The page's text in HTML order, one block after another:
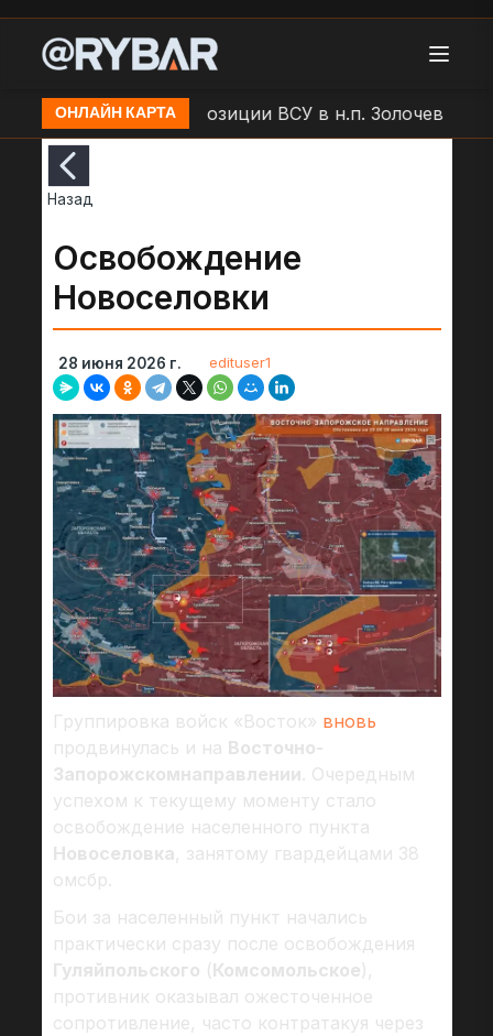
ОНЛАЙН КАРТА
БЛА "Молния" по позиции ВСУ в н.п. Золочев
Назад
Освобождение
Новоселовки
28 июня 2026 г. edituser1
Группировка войск «Восток» вновь
продвинулась и на Восточно-
Запорожскомнаправлении. Очередным
успехом к текущему моменту стало
освобождение населенного пункта
Новоселовка, занятому гвардейцами 38
омсбр.
Бои за населенный пункт начались
практически сразу после освобождения
Гуляйпольского (Комсомольское),
противник оказывал ожесточенное
сопротивление, часто контратакуя через